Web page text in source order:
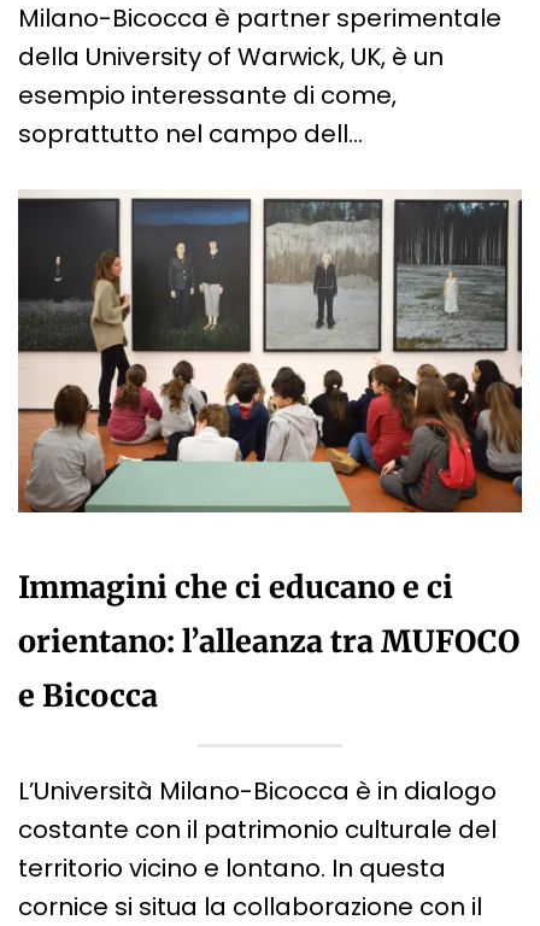
Milano-Bicocca è partner sperimentale
della University of Warwick, UK, è un
esempio interessante di come,
soprattutto nel campo dell…
Immagini che ci educano e ci
orientano: l’alleanza tra MUFOCO
e Bicocca
L’Università Milano-Bicocca è in dialogo
costante con il patrimonio culturale del
territorio vicino e lontano. In questa
cornice si situa la collaborazione con il